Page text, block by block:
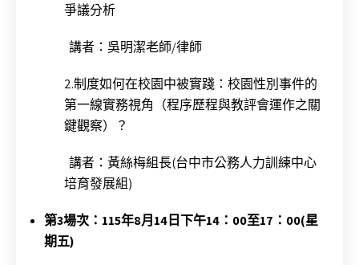
爭議分析
講者：吳明潔老師/律師
2.制度如何在校園中被實踐：校園性別事件的
第一線實務視角（程序歷程與教評會運作之關
鍵觀察）？
講者：黃絲梅組長(台中市公務人力訓練中心
培育發展組)
第3場次：115年8月14日下午14：00至17：00(星
期五)